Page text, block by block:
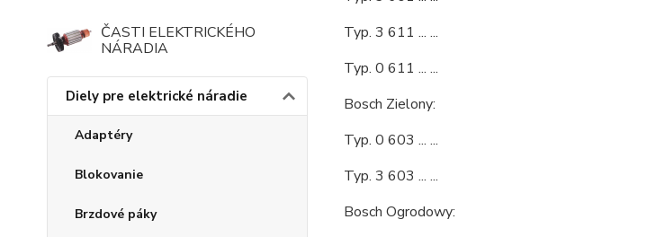
ČASTI ELEKTRICKÉHO
NÁRADIA
Diely pre elektrické náradie
Adaptéry
Blokovanie
Brzdové páky
Typ. 3 611 ... ...
Typ. 0 611 ... ...
Bosch Zielony:
Typ. 0 603 ... ...
Typ. 3 603 ... ...
Bosch Ogrodowy: